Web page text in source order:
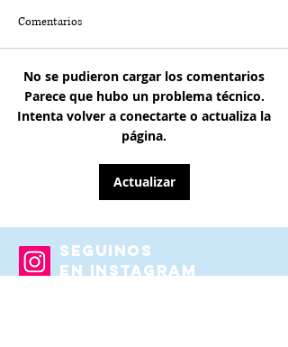
Un retiro único en la
Provenza: Crillon le Brave
junto a Chloé Crane-Leroux
Comentarios
No se pudieron cargar los comentarios
Parece que hubo un problema técnico.
Intenta volver a conectarte o actualiza la
página.
Actualizar
SEGUINOS
EN INSTAGRAM